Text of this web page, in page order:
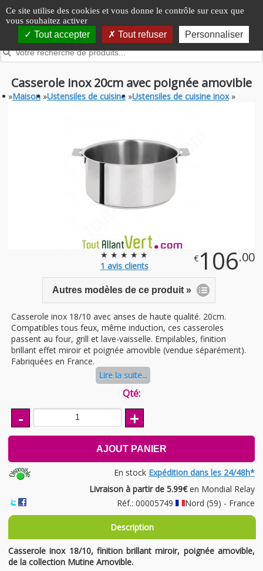
Panneau de gestion des cookies
Ce site utilise des cookies et vous donne le contrôle sur ceux que
vous souhaitez activer
Tout accepter Tout refuser Personnaliser
Casserole inox 20cm avec poignée amovible
»Maison »Ustensiles de cuisine »Ustensiles de cuisine inox »
★ ★ ★ ★ ★
1 avis clients
€ 106.00
Autres modèles de ce produit »
Casserole inox 18/10 avec anses de haute qualité. 20cm.
Compatibles tous feux, même induction, ces casseroles
passent au four, grill et lave-vaisselle. Empilables, finition
brillant effet miroir et poignée amovible (vendue séparément).
Fabriquées en France.
Lire la suite...
Qté:
- +
AJOUT PANIER
En stock Expédition dans les 24/48h*
Livraison à partir de 5.99€en Mondial Relay
Réf.: 00005749
Nord (59) - France
Description
Casserole inox 18/10, finition brillant miroir, poignée amovible,
de la collection Mutine Amovible.